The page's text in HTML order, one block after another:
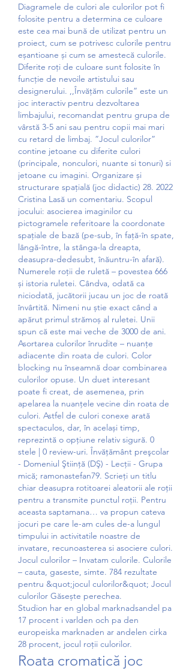
Diagramele de culori ale culorilor pot fi
folosite pentru a determina ce culoare
este cea mai bună de utilizat pentru un
proiect, cum se potrivesc culorile pentru
eșantioane și cum se amestecă culorile.
Diferite roți de culoare sunt folosite în
funcție de nevoile artistului sau
designerului. ,,Învățăm culorile” este un
joc interactiv pentru dezvoltarea
limbajului, recomandat pentru grupa de
vârstă 3-5 ani sau pentru copii mai mari
cu retard de limbaj. ”Jocul culorilor”
contine jetoane cu diferite culori
(principale, nonculori, nuante si tonuri) si
jetoane cu imagini. Organizare și
structurare spațială (joc didactic) 28. 2022
Cristina Lasă un comentariu. Scopul
jocului: asocierea imaginilor cu
pictogramele referitoare la coordonate
spațiale de bază (pe-sub, în față-în spate,
lângă-între, la stânga-la dreapta,
deasupra-dedesubt, înăuntru-în afară).
Numerele roții de ruletă – povestea 666
și istoria ruletei. Cândva, odată ca
niciodată, jucătorii jucau un joc de roată
învârtită. Nimeni nu știe exact când a
apărut primul strămoș al ruletei. Unii
spun că este mai veche de 3000 de ani.
Asortarea culorilor înrudite – nuanțe
adiacente din roata de culori. Color
blocking nu înseamnă doar combinarea
culorilor opuse. Un duet interesant
poate fi creat, de asemenea, prin
apelarea la nuanțele vecine din roata de
culori. Astfel de culori conexe arată
spectaculos, dar, în același timp,
reprezintă o opțiune relativ sigură. 0
stele | 0 review-uri. Învăţământ preşcolar
- Domeniul Ştiinţă (DŞ) - Lecţii - Grupa
mică; ramonastefan79. Scrieți un titlu
chiar deasupra rotitoarei aleatorii ale roții
pentru a transmite punctul roții. Pentru
aceasta saptamana… va propun cateva
jocuri pe care le-am cules de-a lungul
timpului in activitatile noastre de
invatare, recunoasterea si asociere culori.
Jocul culorilor – Invatam culorile. Culorile
– cauta, gaseste, simte. 784 rezultate
pentru &quot;jocul culorilor&quot; Jocul
culorilor Găsește perechea.
Studion har en global marknadsandel pa
17 procent i varlden och pa den
europeiska marknaden ar andelen cirka
28 procent, jocul roții culorilor.
Roata cromatică joc